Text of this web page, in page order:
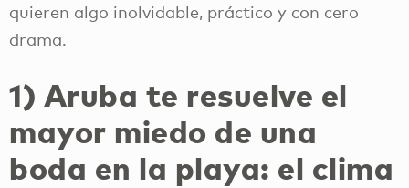
quieren algo inolvidable, práctico y con cero
drama.
1) Aruba te resuelve el
mayor miedo de una
boda en la playa: el clima